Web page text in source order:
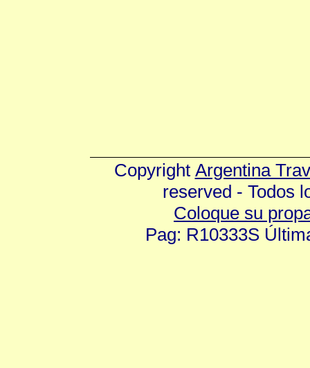
Copyright Argentina
reserved - Todos
Coloque su
Pag: R10333S